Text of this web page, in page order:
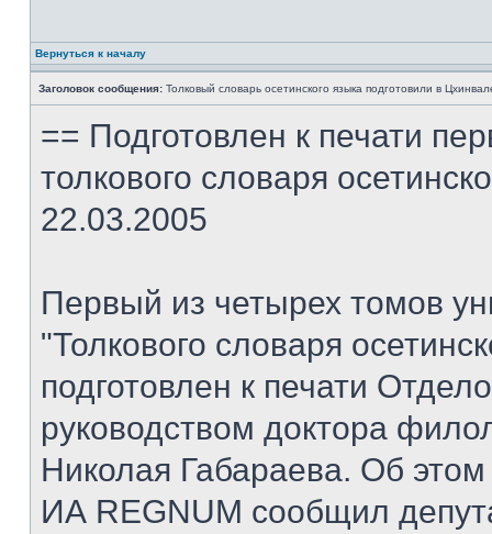
Вернуться к началу
Заголовок сообщения: Толковый словарь осетинского языка подготовили в
== Подготовлен к печати
толкового словаря
22.03.2005
Первый из четырех томов
"Толкового словаря
подготовлен к печати
руководством доктора
Николая Габараева. Об
ИА REGNUM сообщил